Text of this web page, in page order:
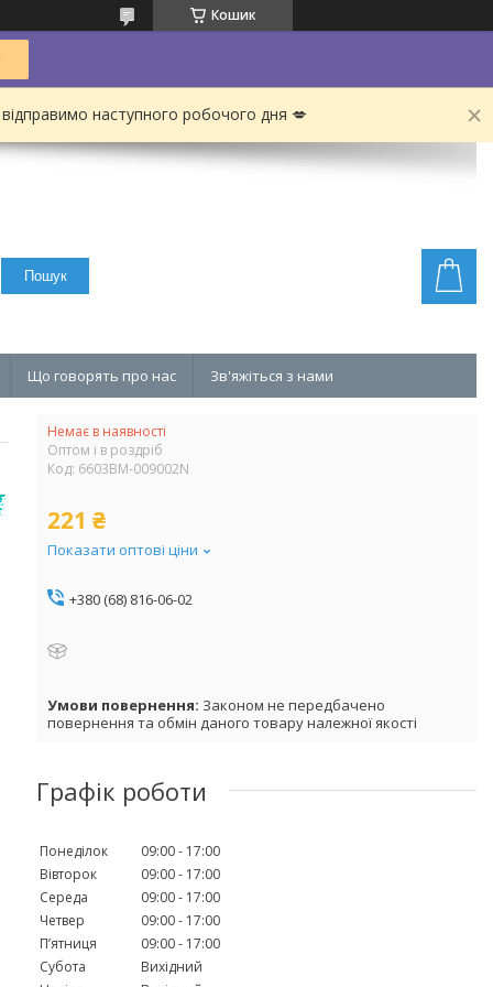
Кошик
наступного робочого дня 💋
Пошук
Що говорять про нас Зв'яжіться з нами
Немає в наявності
Оптом і в роздріб
Код: 6603BM-009002N
221 ₴
Показати оптові ціни
+380 (68) 816-06-02
Законом не передбачено
повернення та обмін даного товару належної якості
Графік роботи
Понеділок 09:00
17:00
Вівторок
09:00
17:00
Середа
09:00
17:00
Четвер
09:00
17:00
Пʼятниця
09:00
17:00
Субота
Вихідний